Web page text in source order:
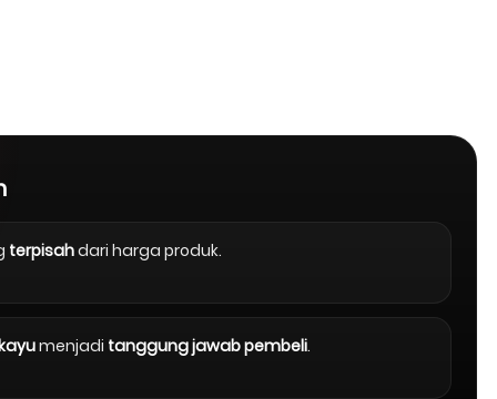
terpisahdari harga produk.
menjadi tanggung jawab pembeli.